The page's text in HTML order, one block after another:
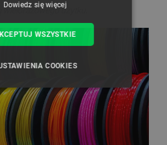
wielorazowego użytku
Dowiedz się więcej
WSZYSTKIE
COOKIES
WYDAJNOŚĆ